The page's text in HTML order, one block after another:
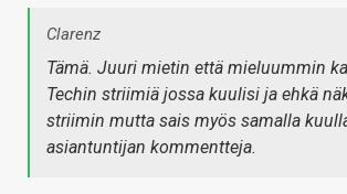
Clarenz
Tämä. Juuri mietin että mieluummin
Techin striimiä jossa kuulisi ja ehkä
striimin mutta sais myös samalla
asiantuntijan kommentteja.